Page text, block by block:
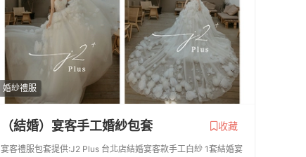
婚紗禮服
（結婚）宴客手工婚紗包套 收藏
宴客禮服包套提供:J2 Plus 台北店結婚宴客款手工白紗 1套結婚宴